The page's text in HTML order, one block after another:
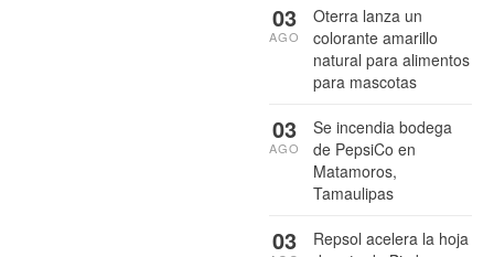
Oterra lanza un
colorante amarillo
natural para alimentos
para mascotas
03
AGO
Se incendia bodega
de PepsiCo en
Matamoros,
Tamaulipas
03
AGO
Repsol acelera la hoja
03